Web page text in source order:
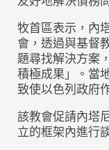
牧首區表示，內
會，透過與基督
題尋找解決方案
積極成果」。當
致使以色列政府
該教會促請內塔
立的框架內進行